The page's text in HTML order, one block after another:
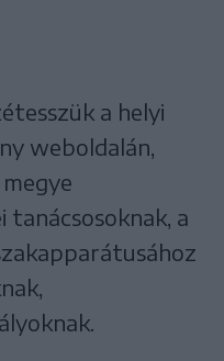
a helyi
weboldalán,
tanácsosoknak, a